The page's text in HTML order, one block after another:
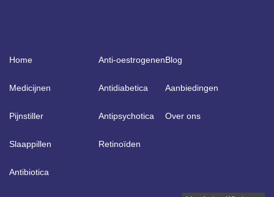
Home
Medicijnen
Pijnstiller
Slaappillen
Antibiotica
Anti-oestrogenen
Antidiabetica
Antipsychotica
Retinoïden
Blog
Aanbiedingen
Over ons